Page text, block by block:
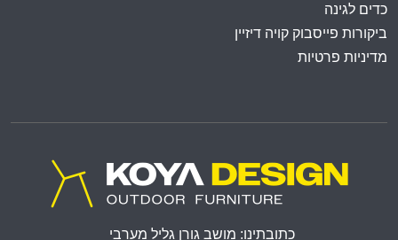
כדים לגינה
ביקורות פייסבוק קויה דיזיין
מדיניות פרטיות
כתובתינו: מושב גורן גליל מערבי